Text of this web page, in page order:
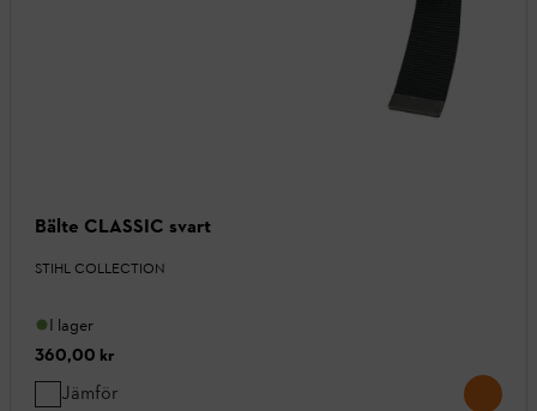
Bälte CLASSIC svart
STIHL COLLECTION
I lager
360,00 kr
Jämför